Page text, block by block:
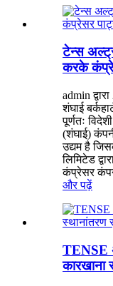
टेन्स
करके
admin
शंघाई
पूर्णतः
(शंघाई)
उद्यम है
लिमिटेड
कंप्रेसर
और पढ़ें
TENSE
कारखाना